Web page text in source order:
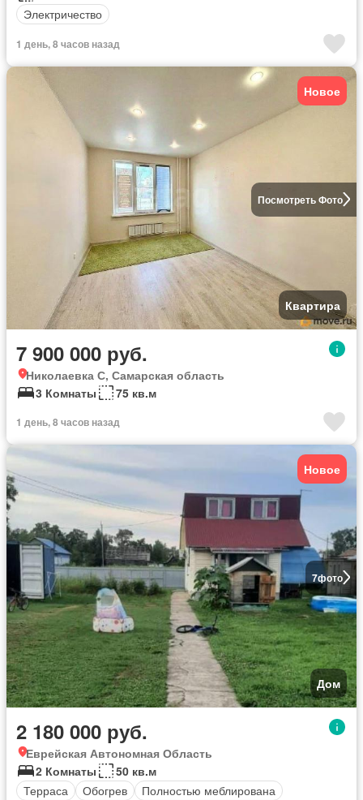
Электричество
1 день, 8 часов назад
Посмотреть Фото
Новое
Квартира
7 900 000 руб.
Николаевка С, Самарская область
3 Комнаты
75 кв.м
1 день, 8 часов назад
7фото
Новое
Дом
2 180 000 руб.
Еврейская Автономная Область
2 Комнаты
50 кв.м
Терраса
Обогрев Полностью меблирована